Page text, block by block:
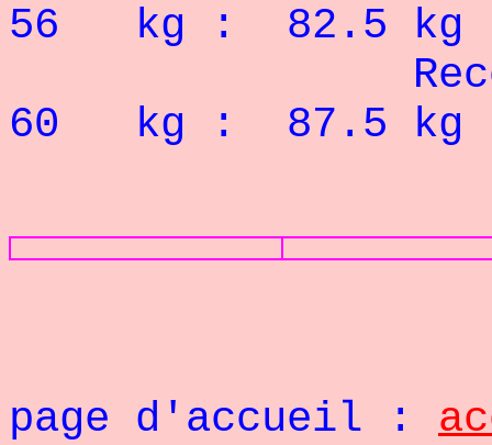
56 kg : 82.5 kg
60 kg : 87.5 kg
page d'accueil :